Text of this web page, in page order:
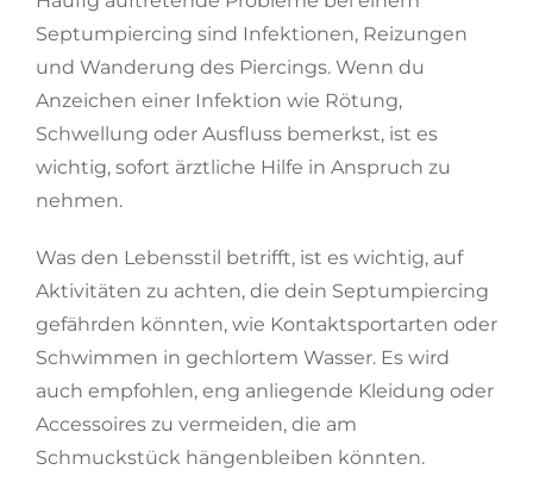
Septumpiercing sind Infektionen, Reizungen
und Wanderung des Piercings. Wenn du
Anzeichen einer Infektion wie Rötung,
Schwellung oder Ausfluss bemerkst, ist es
wichtig, sofort ärztliche Hilfe in Anspruch zu
nehmen.
Was den Lebensstil betrifft, ist es wichtig, auf
Aktivitäten zu achten, die dein Septumpiercing
gefährden könnten, wie Kontaktsportarten oder
Schwimmen in gechlortem Wasser. Es wird
auch empfohlen, eng anliegende Kleidung oder
Accessoires zu vermeiden, die am
Schmuckstück hängenbleiben könnten.